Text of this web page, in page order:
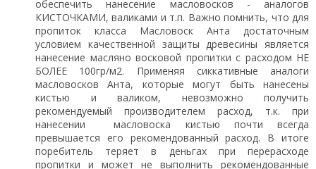
обеспечить нанесение масловосков - аналогов
КИСТОЧКАМИ, валиками и т.п. Важно помнить, что для
пропиток класса Масловоск Анта достаточным
условием качественной защиты древесины является
нанесение масляно восковой пропитки с расходом НЕ
БОЛЕЕ 100гр/м2. Применяя сиккативные аналоги
масловосков Анта, которые могут быть нанесены
кистью и валиком, невозможно получить
рекомендуемый производителем расход, т.к. при
нанесении масловоска кистью почти всегда
превышается его рекомендованный расход. В итоге
поребитель теряет в деньгах при перерасходе
пропитки и может не выполнить рекомендованные